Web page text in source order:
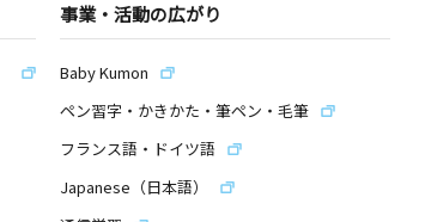
事業・活動の広がり
Baby Kumon
ペン習字・かきかた・筆ペン・毛筆
フランス語・ドイツ語
Japanese（日本語）